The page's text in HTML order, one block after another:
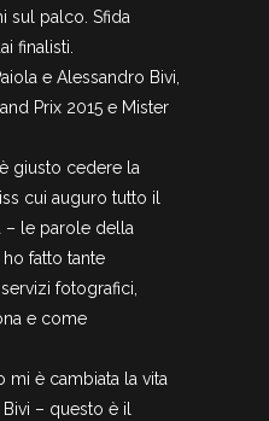
sul palco. Sfida
finalisti.
e Alessandro Bivi,
Prix 2015 e Mister
giusto cedere la
cui auguro tutto il
– le parole della
fatto tante
fotografici,
e come
mi è cambiata la vita
– questo è il